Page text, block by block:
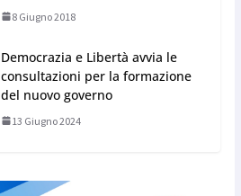
8 Giugno 2018
Democrazia e Libertà avvia le
consultazioni per la formazione
del nuovo governo
13 Giugno 2024